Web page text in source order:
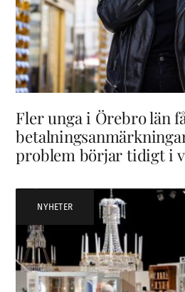
Fler unga i Örebro län
problem börjar tidigt i
NYHETER